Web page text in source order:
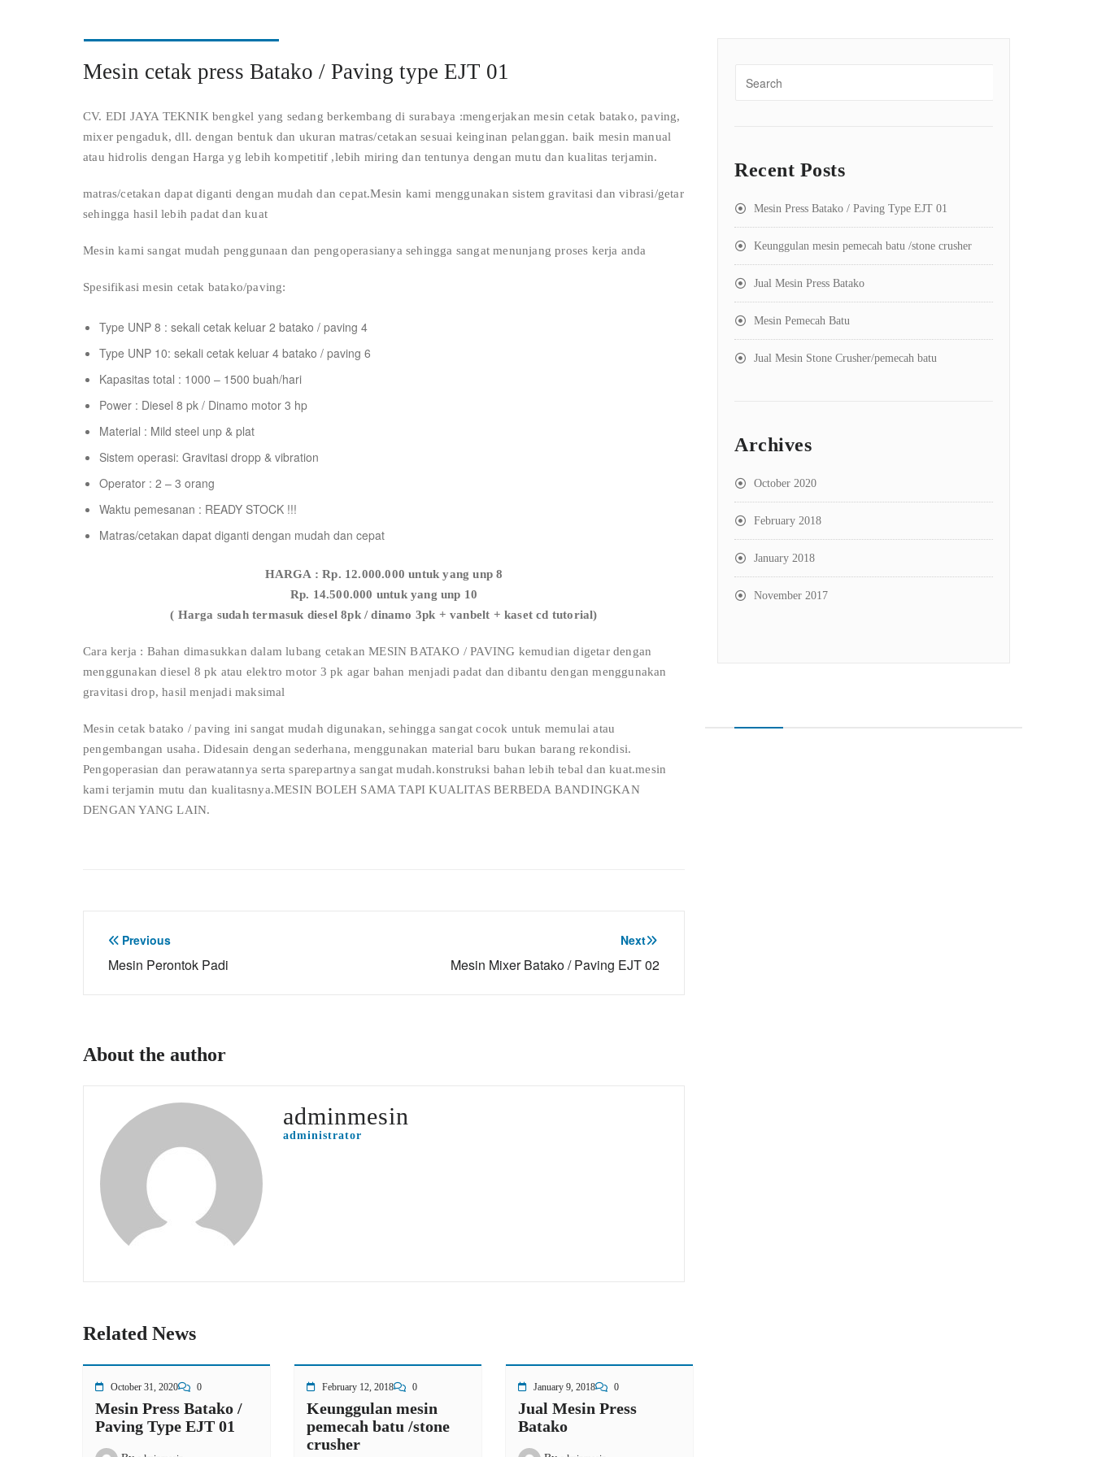
Mesin cetak press Batako / Paving type EJT 01
CV. EDI JAYA TEKNIK bengkel yang sedang berkembang di surabaya :mengerjakan mesin cetak batako, paving,
mixer pengaduk, dll. dengan bentuk dan ukuran matras/cetakan sesuai keinginan pelanggan. baik mesin manual
atau hidrolis dengan Harga yg lebih kompetitif ,lebih miring dan tentunya dengan mutu dan kualitas terjamin.
matras/cetakan dapat diganti dengan mudah dan cepat.Mesin kami menggunakan sistem gravitasi dan vibrasi/getar
sehingga hasil lebih padat dan kuat
Mesin kami sangat mudah penggunaan dan pengoperasianya sehingga sangat menunjang proses kerja anda
Spesifikasi mesin cetak batako/paving:
Type UNP 8 : sekali cetak keluar 2 batako / paving 4
Type UNP 10: sekali cetak keluar 4 batako / paving 6
Kapasitas total : 1000 – 1500 buah/hari
Power : Diesel 8 pk / Dinamo motor 3 hp
Material : Mild steel unp & plat
Sistem operasi: Gravitasi dropp & vibration
Operator : 2 – 3 orang
Waktu pemesanan : READY STOCK !!!
Matras/cetakan dapat diganti dengan mudah dan cepat
HARGA : Rp. 12.000.000 untuk yang unp 8
Rp. 14.500.000 untuk yang unp 10
( Harga sudah termasuk diesel 8pk / dinamo 3pk + vanbelt + kaset cd tutorial)
Cara kerja : Bahan dimasukkan dalam lubang cetakan MESIN BATAKO / PAVING kemudian digetar dengan
menggunakan diesel 8 pk atau elektro motor 3 pk agar bahan menjadi padat dan dibantu dengan menggunakan
gravitasi drop, hasil menjadi maksimal
Mesin cetak batako / paving ini sangat mudah digunakan, sehingga sangat cocok untuk memulai atau
pengembangan usaha. Didesain dengan sederhana, menggunakan material baru bukan barang rekondisi.
Pengoperasian dan perawatannya serta sparepartnya sangat mudah.konstruksi bahan lebih tebal dan kuat.mesin
kami terjamin mutu dan kualitasnya.MESIN BOLEH SAMA TAPI KUALITAS BERBEDA BANDINGKAN
DENGAN YANG LAIN.
Post
navigation
Previous
Mesin Perontok Padi
Next
Mesin Mixer Batako / Paving EJT 02
About the author
adminmesin
administrator
Related News
October 31, 2020 0
Mesin Press Batako /
Paving Type EJT 01
February 12, 2018 0
Keunggulan mesin
pemecah batu /stone
crusher
January 9, 2018 0
Jual Mesin Press
Batako
Recent Posts
Mesin Press Batako / Paving Type EJT 01
Keunggulan mesin pemecah batu /stone crusher
Jual Mesin Press Batako
Mesin Pemecah Batu
Jual Mesin Stone Crusher/pemecah batu
Archives
October 2020
February 2018
January 2018
November 2017